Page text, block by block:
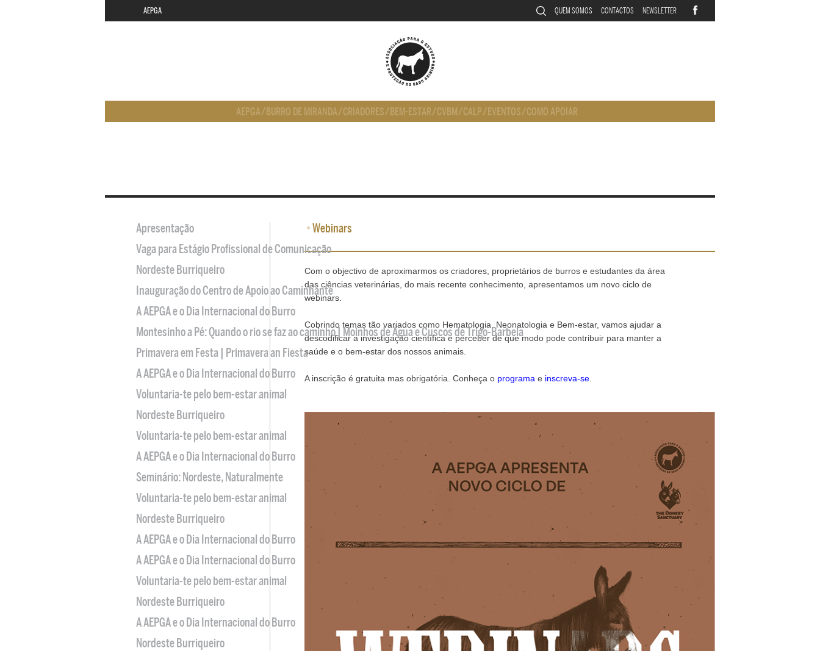
AEPGA QUEM SOMOS CONTACTOS NEWSLETTER
AEPGA/ BURRO DE MIRANDA/CRIADORES/ BEM-ESTAR/CVBM/CALP/ EVENTOS/COMO APOIAR
•Webinars
Com o objectivo de aproximarmos os criadores, proprietários de burros e estudantes da área
das ciências veterinárias, do mais recente conhecimento, apresentamos um novo ciclo de
webinars.
Cobrindo temas tão variados como Hematologia, Neonatologia e Bem-estar, vamos ajudar a
descodificar a investigação científica e perceber de que modo pode contribuir para manter a
saúde e o bem-estar dos nossos animais.
A inscrição é gratuita mas obrigatória. Conheça o programa e inscreva-se
Apresentação
Vaga para Estágio Profissional de Comunicação
Nordeste Burriqueiro
Inauguração do Centro de Apoio ao Caminhante
A AEPGA e o Dia Internacional do Burro
Montesinho a Pé: Quando o rio se faz ao caminho | Moinhos de Água e Cuscos de Trigo-Barbela
Primavera em Festa | Primavera an Fiesta
A AEPGA e o Dia Internacional do Burro
Voluntaria-te pelo bem-estar animal
Nordeste Burriqueiro
Voluntaria-te pelo bem-estar animal
A AEPGA e o Dia Internacional do Burro
Seminário: Nordeste, Naturalmente
Voluntaria-te pelo bem-estar animal
Nordeste Burriqueiro
A AEPGA e o Dia Internacional do Burro
A AEPGA e o Dia Internacional do Burro
Voluntaria-te pelo bem-estar animal
Nordeste Burriqueiro
A AEPGA e o Dia Internacional do Burro
Nordeste Burriqueiro